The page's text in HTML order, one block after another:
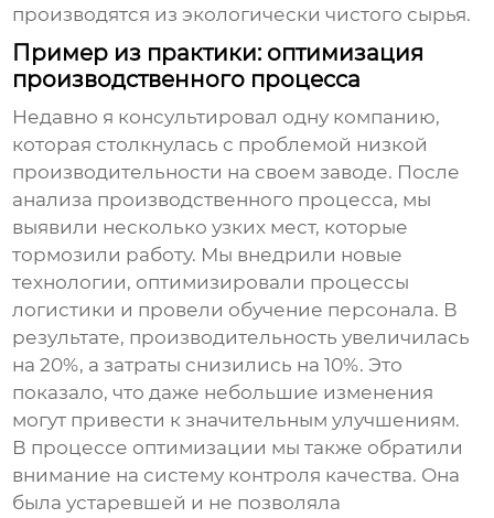
производятся из экологически чистого сырья.
Пример из практики: оптимизация
производственного процесса
Недавно я консультировал одну компанию,
которая столкнулась с проблемой низкой
производительности на своемзаводе. После
анализа производственного процесса, мы
выявили несколько узких мест, которые
тормозили работу. Мы внедрили новые
технологии, оптимизировали процессы
логистики и провели обучение персонала. В
результате, производительность увеличилась
на 20%, а затраты снизились на 10%. Это
показало, что даже небольшие изменения
могут привести к значительным улучшениям.
В процессе оптимизации мы также обратили
внимание на систему контроля качества. Она
была устаревшей и не позволяла